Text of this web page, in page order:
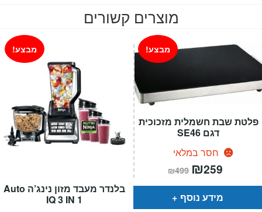
הוא:
₪259.
מוצרים קשורים
בלנדר מעבד מזון נינג’ה Auto
IQ 3 IN 1
מבצע!
פלטת שבת חשמלית מזכוכית
דגם SE46
חסר במלאי
מבצע!
₪499 המחיר
המקורי
היה:
₪499.
₪259
הוא:
מידע נוסף